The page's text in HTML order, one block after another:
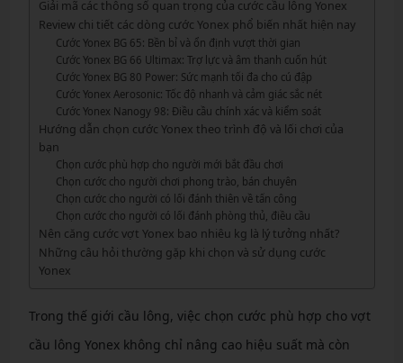
Giải mã các thông số quan trọng của cước cầu lông Yonex
Review chi tiết các dòng cước Yonex phổ biến nhất hiện nay
Cước Yonex BG 65: Bền bỉ và ổn định vượt thời gian
Cước Yonex BG 66 Ultimax: Trợ lực và âm thanh cuốn hút
Cước Yonex BG 80 Power: Sức mạnh tối đa cho cú đập
Cước Yonex Aerosonic: Tốc độ nhanh và cảm giác sắc nét
Cước Yonex Nanogy 98: Điều cầu chính xác và kiểm soát
Hướng dẫn chọn cước Yonex theo trình độ và lối chơi của
bạn
Chọn cước phù hợp cho người mới bắt đầu chơi
Chọn cước cho người chơi phong trào, bán chuyên
Chọn cước cho người có lối đánh thiên về tấn công
Chọn cước cho người có lối đánh phòng thủ, điều cầu
Nên căng cước vợt Yonex bao nhiêu kg là lý tưởng nhất?
Những câu hỏi thường gặp khi chọn và sử dụng cước
Yonex
Trong thế giới cầu lông, việc chọn cước phù hợp cho vợt
cầu lông Yonex không chỉ nâng cao hiệu suất mà còn